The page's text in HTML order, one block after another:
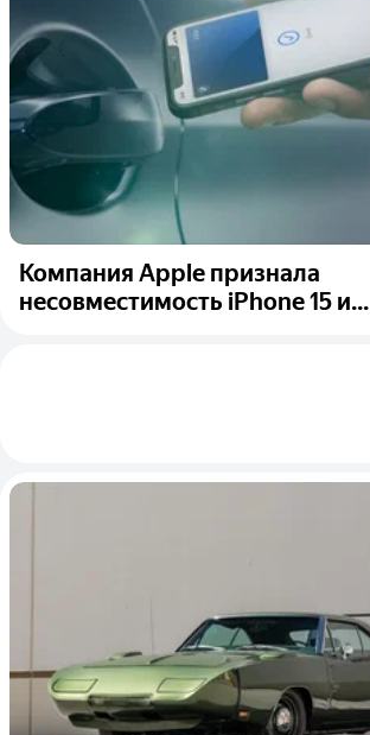
Компания Apple признала
несовместимость iPhone 15 и...